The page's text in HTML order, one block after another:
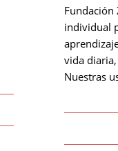
Fundación
individual
vida
Nuestras